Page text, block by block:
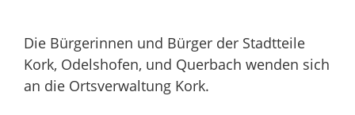
Die Bürgerinnen und Bürger der Stadtteile
Kork, Odelshofen, und Querbach wenden sich
an die Ortsverwaltung Kork.